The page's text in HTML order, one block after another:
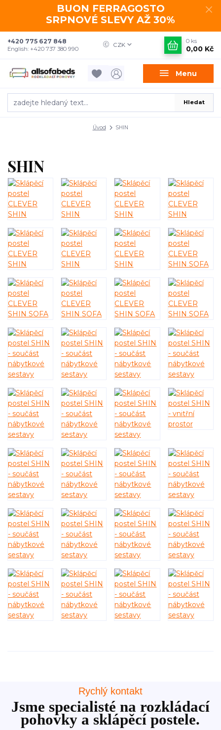
BUON FERRAGOSTO
SRPNOVÉ SLEVY AŽ 30%
Menu
CZK
Hledat
+420 775 627 848
English: +420 737 380 990
0 ks
0,00 Kč
Úvod SHIN
SHIN
Rychlý kontakt
Jsme specialisté na rozkládací
pohovky a sklápěcí postele.